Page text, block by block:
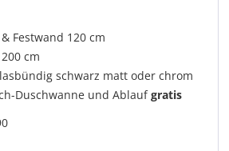
Festwand 120 cm
cm
schwarz matt oder chrom
Duschwanne und Ablaufgratis